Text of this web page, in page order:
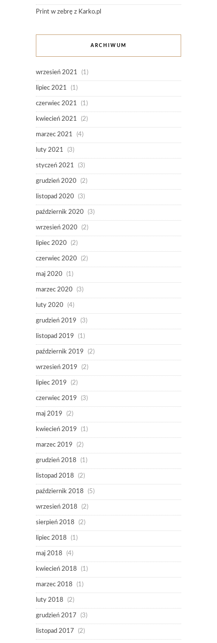
Print w zebrę z Karko.pl
ARCHIWUM
wrzesień 2021 (1)
lipiec 2021 (1)
czerwiec 2021 (1)
kwiecień 2021 (2)
marzec 2021 (4)
luty 2021 (3)
styczeń 2021 (3)
grudzień 2020 (2)
listopad 2020 (3)
październik 2020 (3)
wrzesień 2020 (2)
lipiec 2020 (2)
czerwiec 2020 (2)
maj 2020 (1)
marzec 2020 (3)
luty 2020 (4)
grudzień 2019 (3)
listopad 2019 (1)
październik 2019 (2)
wrzesień 2019 (2)
lipiec 2019 (2)
czerwiec 2019 (3)
maj 2019 (2)
kwiecień 2019 (1)
marzec 2019 (2)
grudzień 2018 (1)
listopad 2018 (2)
październik 2018 (5)
wrzesień 2018 (2)
sierpień 2018 (2)
lipiec 2018 (1)
maj 2018 (4)
kwiecień 2018 (1)
marzec 2018 (1)
luty 2018 (2)
grudzień 2017 (3)
listopad 2017 (2)